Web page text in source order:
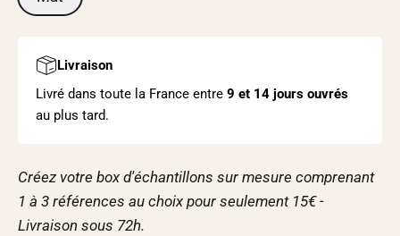
Livraison
Livré dans toute la France entre 9 et 14 jours ouvrés
au plus tard.
Créez votre box d'échantillons sur mesure comprenant
1 à 3 références au choix pour seulement 15€ -
Livraison sous 72h.